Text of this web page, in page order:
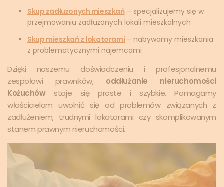
Skup zadłużonych mieszkań– specjalizujemy się w
przejmowaniu zadłużonych lokali mieszkalnych
Skup mieszkań z lokatorami – nabywamy mieszkania
z problematycznymi najemcami
Dzięki naszemu doświadczeniu i profesjonalnemu
zespołowi prawników, oddłużanie nieruchomości
Kożuchówstaje się proste i szybkie. Pomagamy
właścicielom uwolnić się od problemów związanych z
zadłużeniem, trudnymi lokatorami czy skomplikowanym
stanem prawnym nieruchomości.